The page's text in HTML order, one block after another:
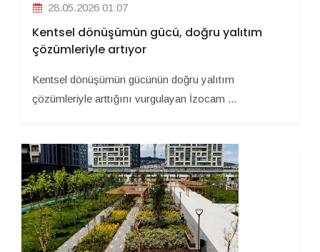
28.05.2026 01:07
Kentsel dönüşümün gücü, doğru yalıtım
çözümleriyle artıyor
Kentsel dönüşümün gücünün doğru yalıtım
çözümleriyle arttığını vurgulayan İzocam ...